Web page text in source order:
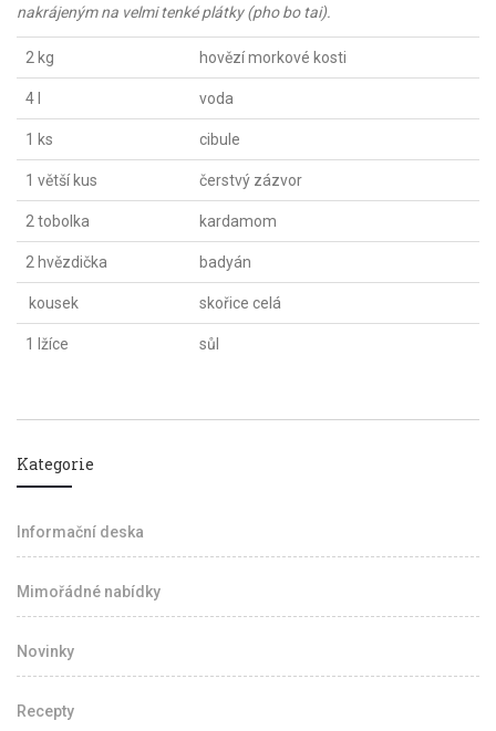
nakrájeným na velmi tenké plátky (pho bo tai).
2 kg hovězí morkové kosti
4 l voda
1 ks cibule
1 větší kus čerstvý zázvor
2 tobolka kardamom
2 hvězdička badyán
kousek skořice celá
1 lžíce sůl
Kategorie
Informační deska
Mimořádné nabídky
Novinky
Recepty